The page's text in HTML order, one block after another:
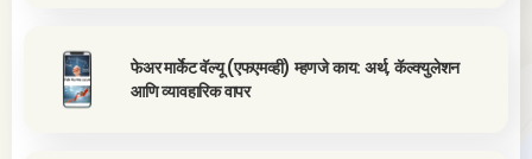
फेअर मार्केट वॅल्यू (एफएमव्ही) म्हणजे काय: अर्थ, कॅल्क्युलेशन
आणि व्यावहारिक वापर